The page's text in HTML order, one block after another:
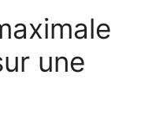
une